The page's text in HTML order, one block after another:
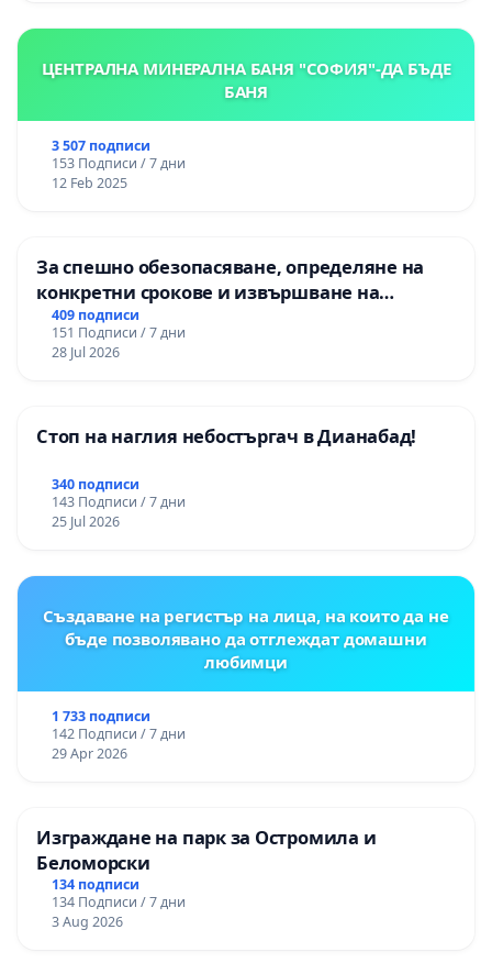
ЦЕНТРАЛНА МИНЕРАЛНА БАНЯ "СОФИЯ"-ДА БЪДЕ
БАНЯ
3 507 подписи
153 Подписи / 7 дни
12 Feb 2025
За спешно обезопасяване, определяне на
конкретни срокове и извършване на
цялостна рехабилитация на
републиканския път между пътен възел АМ
„Тракия“ - гр. Ихтиман - с. Мирово - к.к.
409 подписи
151 Подписи / 7 дни
28 Jul 2026
Стоп на наглия небостъргач в Дианабад!
340 подписи
143 Подписи / 7 дни
25 Jul 2026
Създаване на регистър на лица, на които да не
бъде позволявано да отглеждат домашни
любимци
1 733 подписи
142 Подписи / 7 дни
29 Apr 2026
Изграждане на парк за Остромила и
Беломорски
134 подписи
134 Подписи / 7 дни
3 Aug 2026